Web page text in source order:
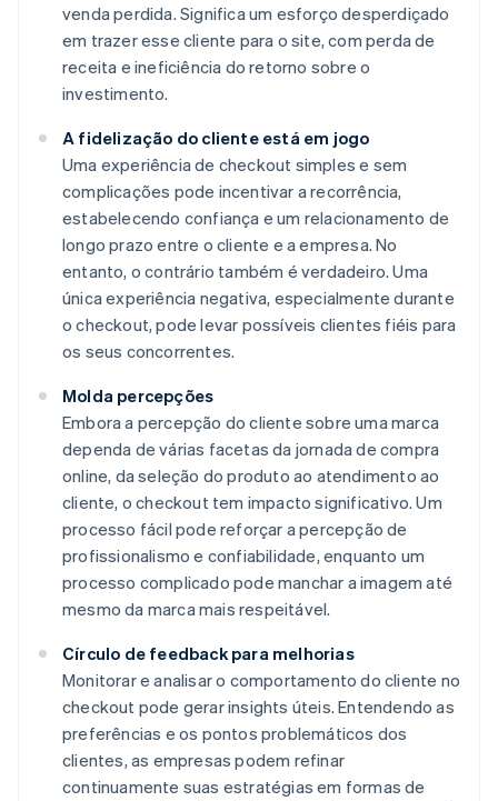
venda perdida. Significa um esforço desperdiçado
em trazer esse cliente para o site, com perda de
receita e ineficiência do retorno sobre o
investimento.
A fidelização do cliente está em jogo
Uma experiência de checkout simples e sem
complicações pode incentivar a recorrência,
estabelecendo confiança e um relacionamento de
longo prazo entre o cliente e a empresa. No
entanto, o contrário também é verdadeiro. Uma
única experiência negativa, especialmente durante
o checkout, pode levar possíveis clientes fiéis para
os seus concorrentes.
Molda percepções
Embora a percepção do cliente sobre uma marca
dependa de várias facetas da jornada de compra
online, da seleção do produto ao atendimento ao
cliente, o checkout tem impacto significativo. Um
processo fácil pode reforçar a percepção de
profissionalismo e confiabilidade, enquanto um
processo complicado pode manchar a imagem até
mesmo da marca mais respeitável.
Círculo de feedback para melhorias
Monitorar e analisar o comportamento do cliente no
checkout pode gerar insights úteis. Entendendo as
preferências e os pontos problemáticos dos
clientes, as empresas podem refinar
continuamente suas estratégias em formas de